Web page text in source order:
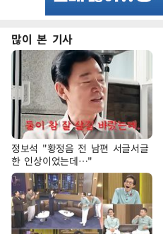
많이 본 기사
정보석 "황정음 전 남편 서글서글
한 인상이었는데…"